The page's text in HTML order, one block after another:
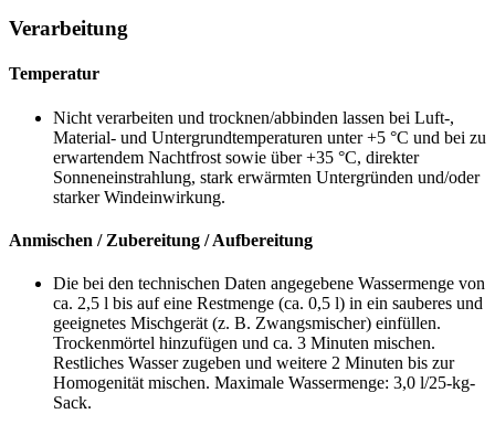
Verarbeitung
Temperatur
Nicht verarbeiten und trocknen/abbinden lassen bei Luft-,
Material- und Untergrundtemperaturen unter +5 °C und bei zu
erwartendem Nachtfrost sowie über +35 °C, direkter
Sonneneinstrahlung, stark erwärmten Untergründen und/oder
starker Windeinwirkung.
Anmischen / Zubereitung / Aufbereitung
Die bei den technischen Daten angegebene Wassermenge von
ca. 2,5 l bis auf eine Restmenge (ca. 0,5 l) in ein sauberes und
geeignetes Mischgerät (z. B. Zwangsmischer) einfüllen.
Trockenmörtel hinzufügen und ca. 3 Minuten mischen.
Restliches Wasser zugeben und weitere 2 Minuten bis zur
Homogenität mischen. Maximale Wassermenge: 3,0 l/25-kg-
Sack.